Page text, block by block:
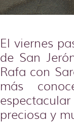
El viernes
de San
Rafa con
más
preciosa y